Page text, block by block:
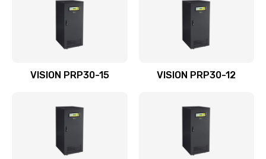
VISION PRP30-15 VISION PRP30-12